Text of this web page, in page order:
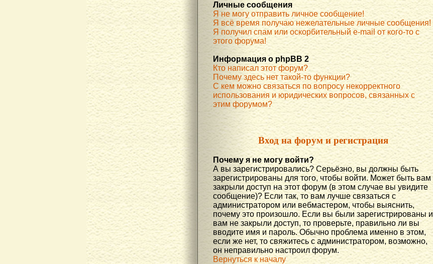
Личные сообщения
Я не могу отправить личное сообщение!
Я всё время получаю нежелательные личные сообщения!
Я получил спам или оскорбительный e-mail от кого-то с
этого форума!
Информация о phpBB 2
Кто написал этот форум?
Почему здесь нет такой-то функции?
С кем можно связаться по вопросу некорректного
использования и юридических вопросов, связанных с
этим форумом?
Вход на форум и регистрация
Почему я не могу войти?
А вы зарегистрировались? Серьёзно, вы должны быть
зарегистрированы для того, чтобы войти. Может быть вам
закрыли доступ на этот форум (в этом случае вы увидите
сообщение)? Если так, то вам лучше связаться с
администратором или вебмастером, чтобы выяснить,
почему это произошло. Если вы были зарегистрированы и
вам не закрыли доступ, то проверьте, правильно ли вы
вводите имя и пароль. Обычно проблема именно в этом,
если же нет, то свяжитесь с администратором, возможно,
он неправильно настроил форум.
Вернуться к началу